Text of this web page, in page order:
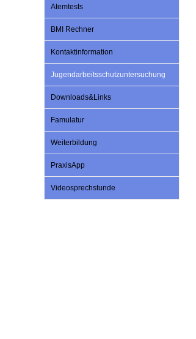
Atemtests
BMI Rechner
Kontaktinformation
Jugendarbeitsschutzuntersuchung
Downloads&Links
Famulatur
Weiterbildung
PraxisApp
Videosprechstunde